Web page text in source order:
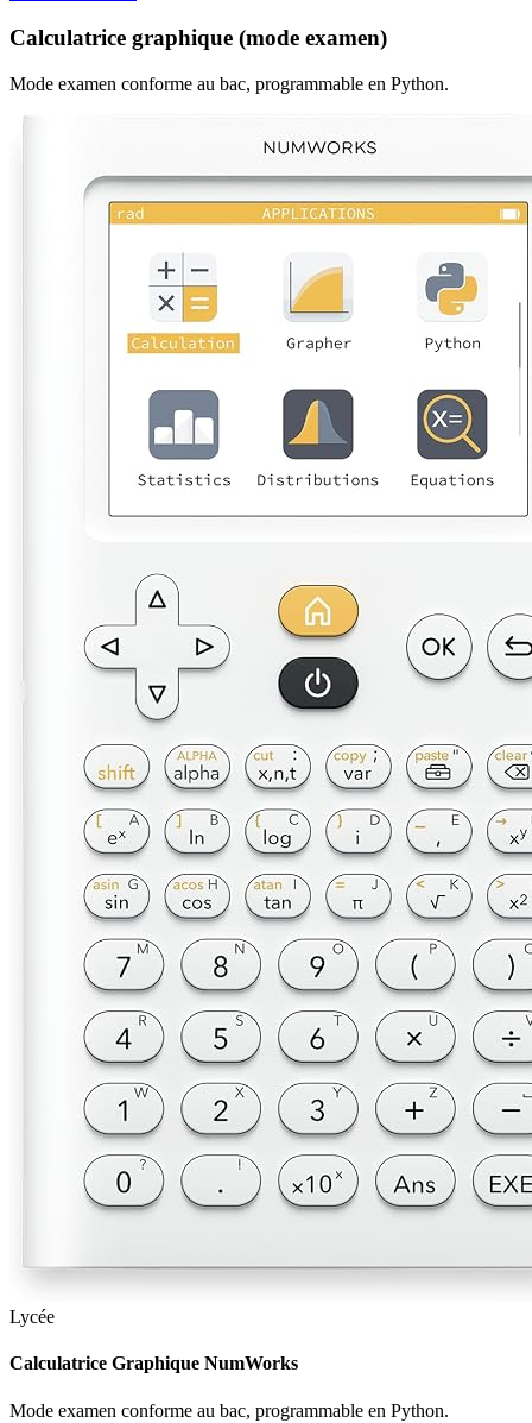
Calculatrice graphique (mode examen)
Mode examen conforme au bac, programmable en Python.
Lycée
Calculatrice Graphique NumWorks
Mode examen conforme au bac, programmable en Python.